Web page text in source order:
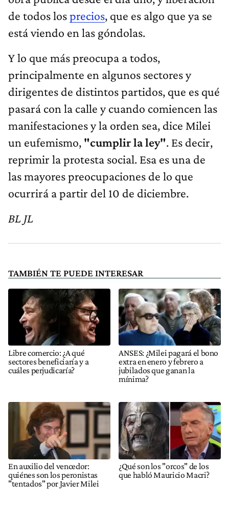
de todos losprecios, que es algo que ya se
está viendo en las góndolas.
Y lo que más preocupa a todos,
principalmente en algunos sectores y
dirigentes de distintos partidos, que es qué
pasará con la calle y cuando comiencen las
manifestaciones y la orden sea, dice Milei
un eufemismo, "cumplir la ley". Es decir,
reprimir la protesta social. Esa es una de
las mayores preocupaciones de lo que
ocurrirá a partir del 10 de diciembre.
BL JL
TAMBIÉN TE PUEDE INTERESAR
Libre comercio: ¿A qué
sectores beneficiaría y a
cuáles perjudicaría?
ANSES: ¿Milei pagará el bono
extra en enero y febrero a
jubilados que ganan la
mínima?
En auxilio del vencedor:
quiénes son los peronistas
"tentados" por Javier Milei
¿Qué son los "orcos" de los
que habló Mauricio Macri?